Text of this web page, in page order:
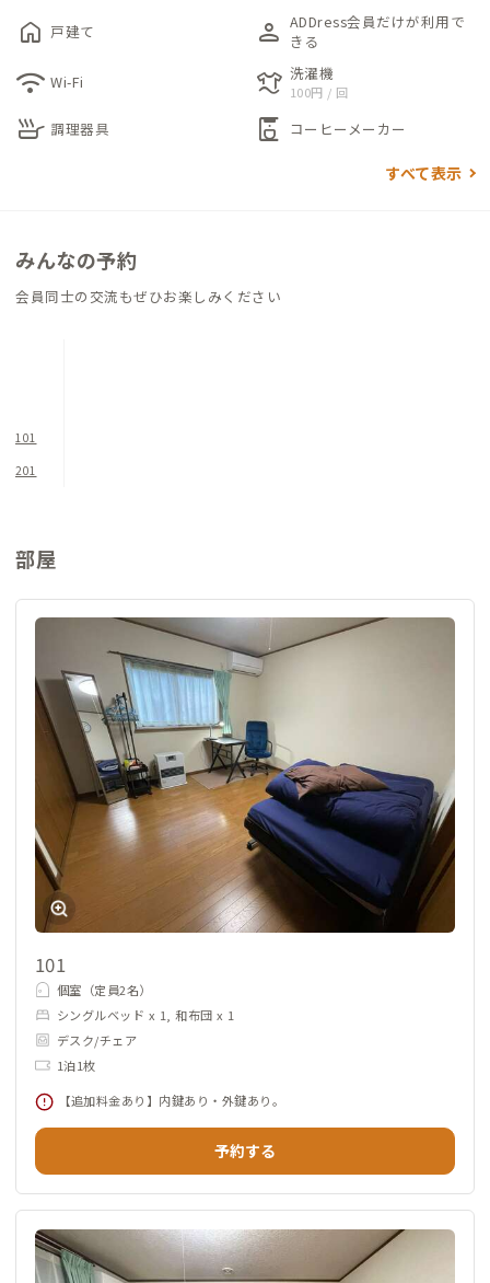
サンルームのよう。雪の多い冬でも気にせず、お洗濯物を干すこ
とができます。
個室は1階に1つ、2階に2つ。いずれも広々としており、同伴者
用の和布団を敷いてもゆったり使えます。機能的なデスクチェア
感じられる空間です。仕事終わりにはぜひ満天の星空で癒されて
公共交通機関でお越しの方は、盛岡駅から高速バス利用がおす
すめ。停車駅である田山PAから徒歩4分です。隣接する秋田県や
home 戸建て person ADDress会員だけが利用で
きる
wifi Wi-Fi laundry 洗濯機
100円 / 回
skillet 調理器具 coffee_maker コーヒーメーカー
すべて表示
みんなの予約
会員同士の交流もぜひお楽しみください
101
201
部屋
101
個室（定員2名）
シングルベッド x 1, 和布団 x 1
デスク/チェア
1泊1枚
【追加料金あり】内鍵あり・外鍵あり。
予約する